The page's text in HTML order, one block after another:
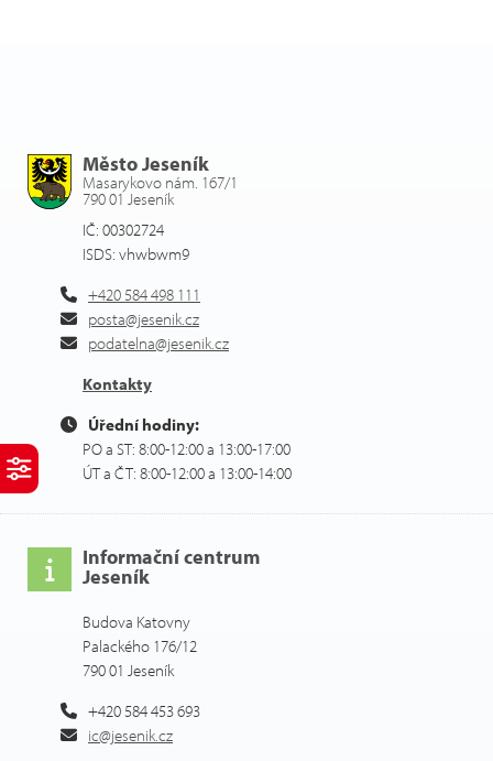
Město Jeseník
Masarykovo nám. 167/1
790 01 Jeseník
IČ: 00302724
ISDS: vhwbwm9
+420 584 498 111
posta@jesenik.cz
podatelna@jesenik.cz
Kontakty
Úřední hodiny:
PO a ST: 8:00-12:00 a 13:00-17:00
ÚT a ČT: 8:00-12:00 a 13:00-14:00
Informační centrum
Jeseník
Budova Katovny
Palackého 176/12
790 01 Jeseník
+420 584 453 693
ic@jesenik.cz